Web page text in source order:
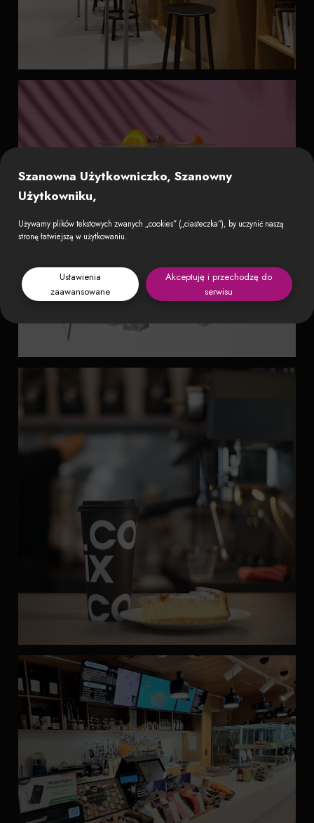
Szanowna Użytkowniczko, Szanowny
Użytkowniku,
Używamy plików tekstowych zwanych „cookies” („ciasteczka”), by uczynić naszą
stronę łatwiejszą w użytkowaniu.
Ustawienia
zaawansowane
Akceptuję i przechodzę do
serwisu